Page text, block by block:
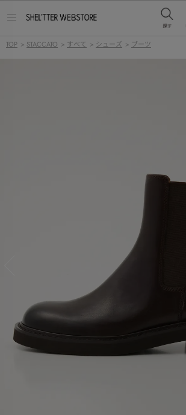
ー
TOP > STACCATO > すべて > シューズ > ブーツ